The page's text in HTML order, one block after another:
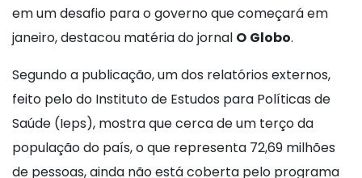
em um desafio para o governo que começará em
janeiro, destacou matéria do jornal O Globo.
Segundo a publicação, um dos relatórios externos,
feito pelo do Instituto de Estudos para Políticas de
Saúde (Ieps), mostra que cerca de um terço da
população do país, o que representa 72,69 milhões
de pessoas, ainda não está coberta pelo programa